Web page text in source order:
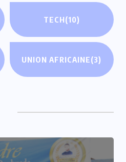
TECH(10)
UNION AFRICAINE(3)